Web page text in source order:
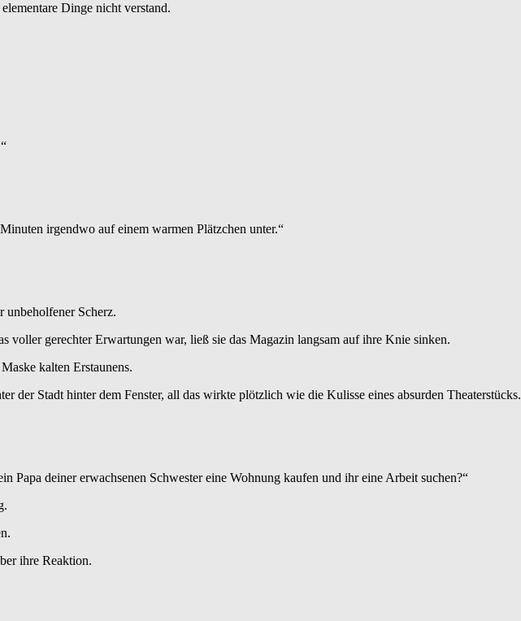
Dinge nicht verstand.
irgendwo auf einem warmen Plätzchen unter.“
unbeholfener Scherz.
voller gerechter Erwartungen war, ließ sie das Magazin langsam auf ihre Knie sinken.
kalten Erstaunens.
der Stadt hinter dem Fenster, all das wirkte plötzlich wie die Kulisse eines absurden Theaterstücks.
Papa deiner erwachsenen Schwester eine Wohnung kaufen und ihr eine Arbeit suchen?“
ihre Reaktion.